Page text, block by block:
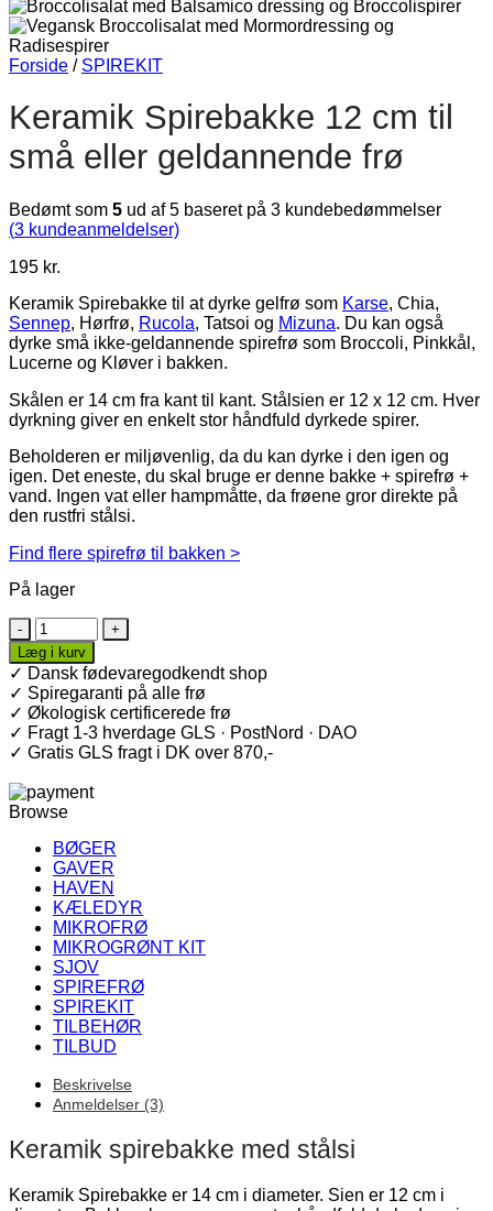
Forside / SPIREKIT
Keramik Spirebakke 12 cm til
små eller geldannende frø
Bedømt som 5 ud af 5 baseret på 3 kundebedømmelser
(3 kundeanmeldelser)
195 kr.
Keramik Spirebakke til at dyrke gelfrø som Karse, Chia,
Sennep, Hørfrø, Rucola, Tatsoi og Mizuna. Du kan også
dyrke små ikke-geldannende spirefrø som Broccoli, Pinkkål,
Lucerne og Kløver i bakken.
Skålen er 14 cm fra kant til kant. Stålsien er 12 x 12 cm. Hver
dyrkning giver en enkelt stor håndfuld dyrkede spirer.
Beholderen er miljøvenlig, da du kan dyrke i den igen og
igen. Det eneste, du skal bruge er denne bakke + spirefrø +
vand. Ingen vat eller hampmåtte, da frøene gror direkte på
den rustfri stålsi.
Find flere spirefrø til bakken >
På lager
Keramik
Spirebakke
12
cm
til
små
eller
geldannende
frø
antal
Læg i kurv
✓ Dansk fødevaregodkendt shop
✓ Spiregaranti på alle frø
✓ Økologisk certificerede frø
✓ Fragt 1-3 hverdage GLS · PostNord · DAO
✓ Gratis GLS fragt i DK over 870,-
Browse
BØGER
GAVER
HAVEN
KÆLEDYR
MIKROFRØ
MIKROGRØNT KIT
SJOV
SPIREFRØ
SPIREKIT
TILBEHØR
TILBUD
Beskrivelse
Anmeldelser (3)
Keramik spirebakke med stålsi
Keramik Spirebakke er 14 cm i diameter. Sien er 12 cm i